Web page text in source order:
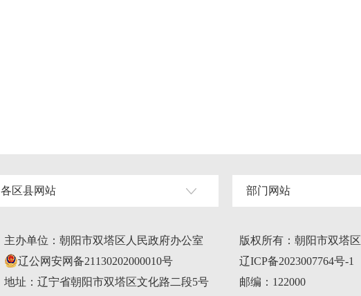
各区县网站 部门网站
主办单位：朝阳市双塔区人民政府办公室
辽公网安网备21130202000010号
地址：辽宁省朝阳市双塔区文化路二段5号
版权所有：朝阳市双塔
辽ICP备2023007764号-1
邮编：122000